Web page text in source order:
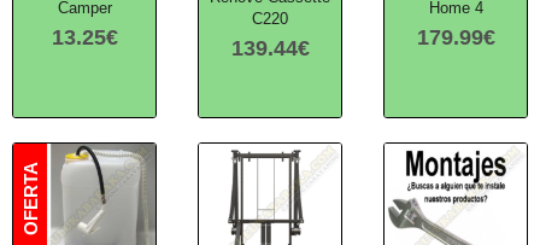
Camper
13.25€
C220
139.44€
Home 4
179.99€